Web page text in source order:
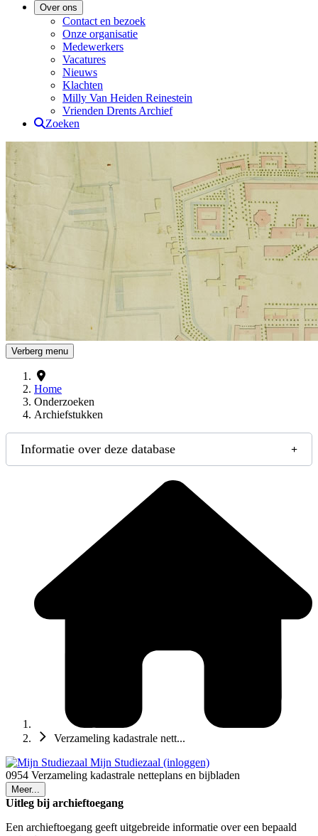
Over ons
Contact en bezoek
Onze organisatie
Medewerkers
Vacatures
Nieuws
Klachten
Milly Van Heiden Reinestein
Vrienden Drents Archief
Zoeken
Drents Archief
Verberg menu
Home
Onderzoeken
Archiefstukken
Informatie over deze database
Verzameling kadastrale nett...
Mijn Studiezaal (inloggen)
0954 Verzameling kadastrale netteplans en bijbladen
Meer...
Uitleg bij archieftoegang
Een archieftoegang geeft uitgebreide informatie over een bepaald